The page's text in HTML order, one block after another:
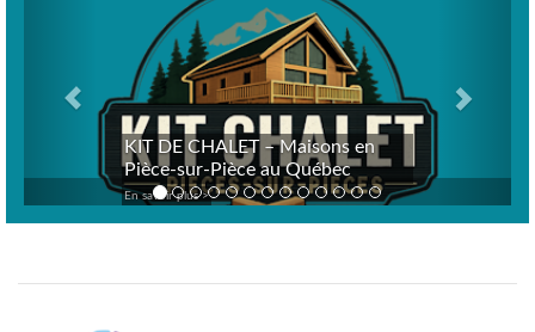
KIT DE CHALET – Maisons en
Pièce-sur-Pièce au Québec
En savoir plus >